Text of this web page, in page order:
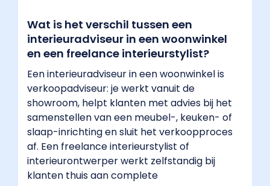
Wat is het verschil tussen een
interieuradviseur in een woonwinkel
en een freelance interieurstylist?
Een interieuradviseur in een woonwinkel is
verkoopadviseur: je werkt vanuit de
showroom, helpt klanten met advies bij het
samenstellen van een meubel-, keuken- of
slaap-inrichting en sluit het verkoopproces
af. Een freelance interieurstylist of
interieurontwerper werkt zelfstandig bij
klanten thuis aan complete